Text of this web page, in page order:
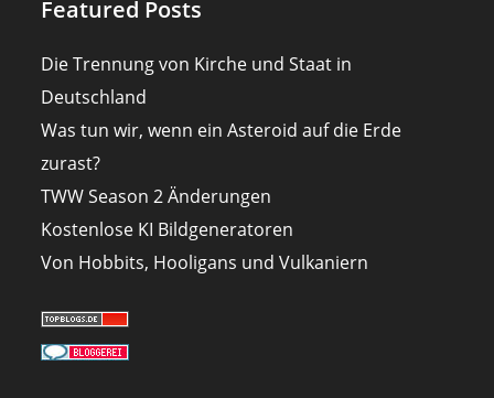
Featured Posts
Die Trennung von Kirche und Staat in
Deutschland
Was tun wir, wenn ein Asteroid auf die Erde
zurast?
TWW Season 2 Änderungen
Kostenlose KI Bildgeneratoren
Von Hobbits, Hooligans und Vulkaniern